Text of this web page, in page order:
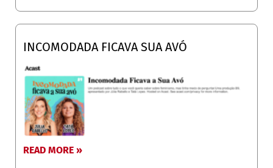
INCOMODADA FICAVA SUA AVÓ
READ MORE »